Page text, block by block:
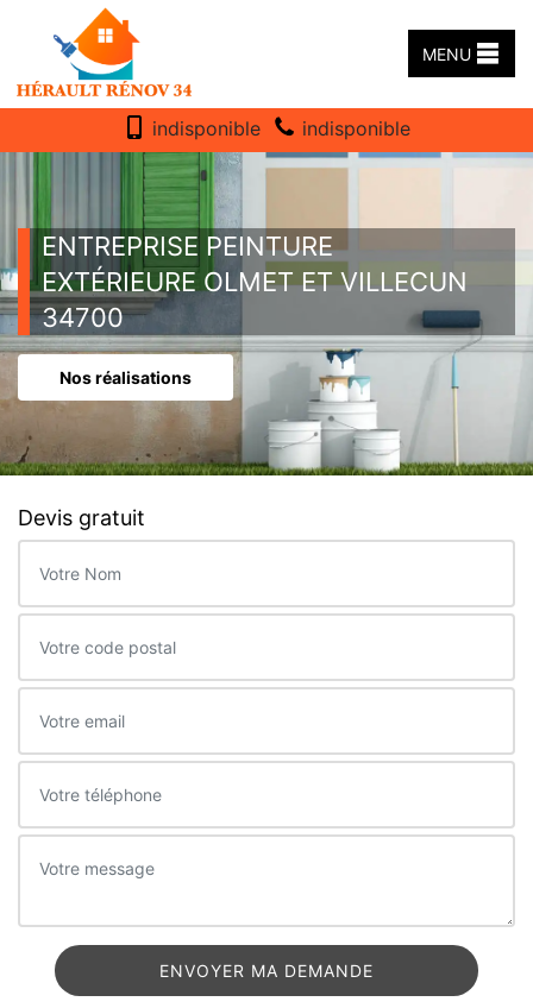
MENU
indisponible indisponible
ENTREPRISE PEINTURE
EXTÉRIEURE OLMET ET VILLECUN
34700
Nos réalisations
Devis gratuit